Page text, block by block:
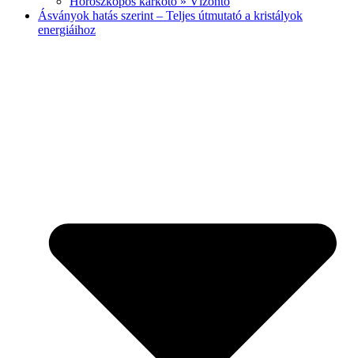
Ásványok hatás szerint – Teljes útmutató a kristályok
energiáihoz